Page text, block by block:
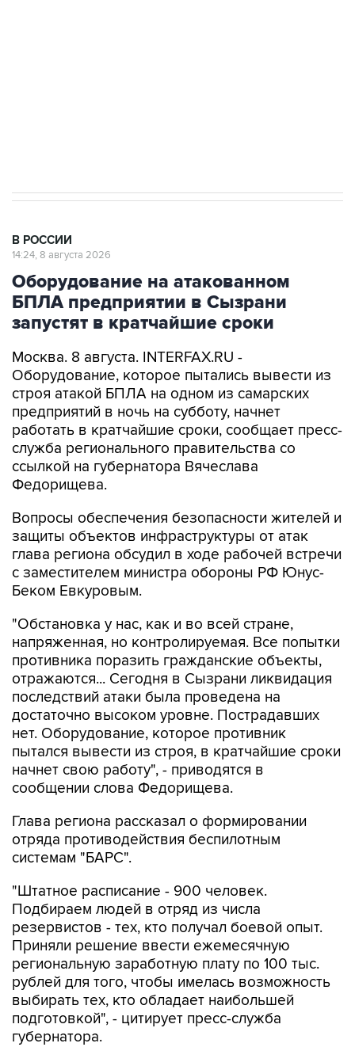
В РОССИИ
14:24, 8 августа 2026
Оборудование на атакованном
БПЛА предприятии в Сызрани
запустят в кратчайшие сроки
Москва. 8 августа. INTERFAX.RU -
Оборудование, которое пытались вывести из
строя атакой БПЛА на одном из самарских
предприятий в ночь на субботу, начнет
работать в кратчайшие сроки, сообщает пресс-
служба регионального правительства со
ссылкой на губернатора Вячеслава
Федорищева.
Вопросы обеспечения безопасности жителей и
защиты объектов инфраструктуры от атак
глава региона обсудил в ходе рабочей встречи
с заместителем министра обороны РФ Юнус-
Беком Евкуровым.
"Обстановка у нас, как и во всей стране,
напряженная, но контролируемая. Все попытки
противника поразить гражданские объекты,
отражаются... Сегодня в Сызрани ликвидация
последствий атаки была проведена на
достаточно высоком уровне. Пострадавших
нет. Оборудование, которое противник
пытался вывести из строя, в кратчайшие сроки
начнет свою работу", - приводятся в
сообщении слова Федорищева.
Глава региона рассказал о формировании
отряда противодействия беспилотным
системам "БАРС".
"Штатное расписание - 900 человек.
Подбираем людей в отряд из числа
резервистов - тех, кто получал боевой опыт.
Приняли решение ввести ежемесячную
региональную заработную плату по 100 тыс.
рублей для того, чтобы имелась возможность
выбирать тех, кто обладает наибольшей
подготовкой", - цитирует пресс-служба
губернатора.